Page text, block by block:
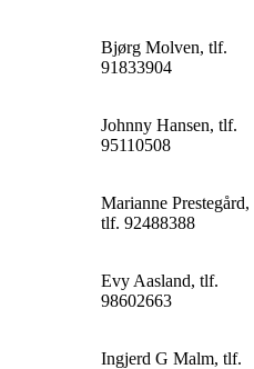
Bjørg Molven, tlf.
91833904
Johnny Hansen, tlf.
95110508
Marianne Prestegård,
tlf. 92488388
Evy Aasland, tlf.
98602663
Ingjerd G Malm, tlf.